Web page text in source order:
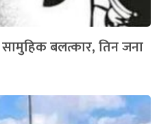
बलत्कार, तिन जना